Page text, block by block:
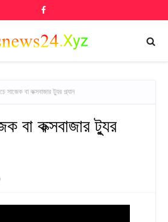
সাজেক বা কক্সবাজার ট্যুর প্ল্যান
বা কক্সবাজার ট্যুর